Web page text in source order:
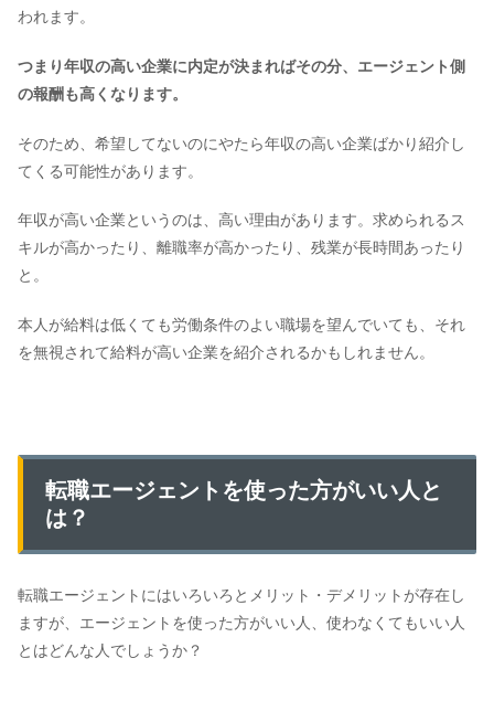
われます。
つまり年収の高い企業に内定が決まればその分、エージェント側
の報酬も高くなります。
そのため、希望してないのにやたら年収の高い企業ばかり紹介し
てくる可能性があります。
年収が高い企業というのは、高い理由があります。求められるス
キルが高かったり、離職率が高かったり、残業が長時間あったり
と。
本人が給料は低くても労働条件のよい職場を望んでいても、それ
を無視されて給料が高い企業を紹介されるかもしれません。
転職エージェントを使った方がいい人と
は？
転職エージェントにはいろいろとメリット・デメリットが存在し
ますが、エージェントを使った方がいい人、使わなくてもいい人
とはどんな人でしょうか？